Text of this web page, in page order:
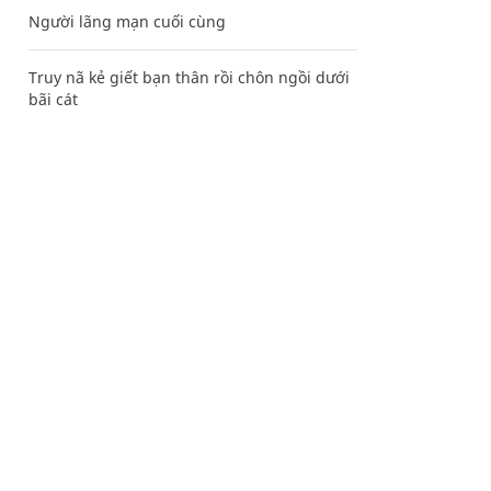
Người lãng mạn cuối cùng
Truy nã kẻ giết bạn thân rồi chôn ngồi dưới
bãi cát